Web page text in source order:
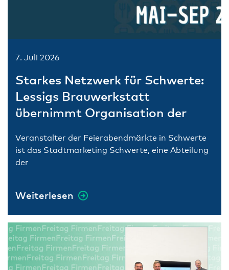
7. Juli 2026
Starkes Netzwerk für Schwerte:
Lessigs Brauwerkstatt
übernimmt Organisation der
Veranstalter der Feierabendmärkte in Schwerte
ist das Stadtmarketing Schwerte, eine Abteilung
der
Weiterlesen